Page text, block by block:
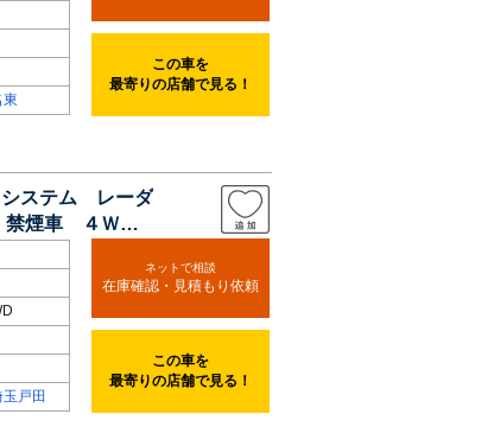
この車を
最寄りの店舗で見る！
システム レーダ
禁煙車 ４Ｗ
戸田
ネットで相談
在庫確認・見積もり依頼
この車を
最寄りの店舗で見る！